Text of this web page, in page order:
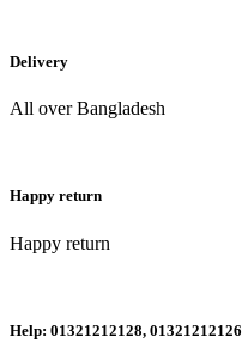
Delivery
All over Bangladesh
Happy return
Happy return
Help: 01321212128, 01321212126